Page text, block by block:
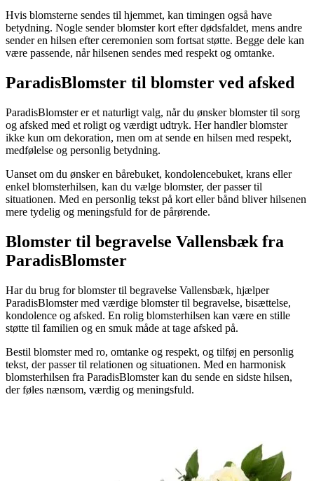
Hvis blomsterne sendes til hjemmet, kan timingen også have
betydning. Nogle sender blomster kort efter dødsfaldet, mens andre
sender en hilsen efter ceremonien som fortsat støtte. Begge dele kan
være passende, når hilsenen sendes med respekt og omtanke.
ParadisBlomster til blomster ved afsked
ParadisBlomster er et naturligt valg, når du ønsker blomster til sorg
og afsked med et roligt og værdigt udtryk. Her handler blomster
ikke kun om dekoration, men om at sende en hilsen med respekt,
medfølelse og personlig betydning.
Uanset om du ønsker en bårebuket, kondolencebuket, krans eller
enkel blomsterhilsen, kan du vælge blomster, der passer til
situationen. Med en personlig tekst på kort eller bånd bliver hilsenen
mere tydelig og meningsfuld for de pårørende.
Blomster til begravelse Vallensbæk fra
ParadisBlomster
Har du brug for blomster til begravelse Vallensbæk, hjælper
ParadisBlomster med værdige blomster til begravelse, bisættelse,
kondolence og afsked. En rolig blomsterhilsen kan være en stille
støtte til familien og en smuk måde at tage afsked på.
Bestil blomster med ro, omtanke og respekt, og tilføj en personlig
tekst, der passer til relationen og situationen. Med en harmonisk
blomsterhilsen fra ParadisBlomster kan du sende en sidste hilsen,
der føles nænsom, værdig og meningsfuld.